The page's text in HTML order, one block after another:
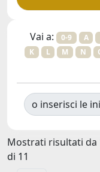
Vai a: 0-9 A
K
L M N
o inserisci le
Mostrati risultati da
di 11